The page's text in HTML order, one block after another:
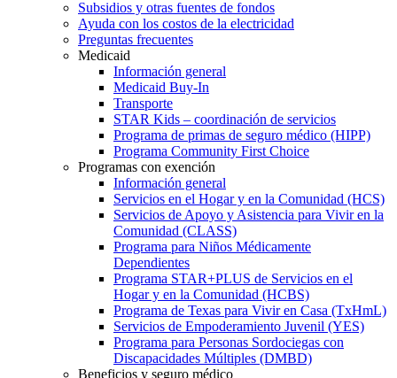
Subsidios y otras fuentes de fondos
Ayuda con los costos de la electricidad
Preguntas frecuentes
Medicaid
Información general
Medicaid Buy-In
Transporte
STAR Kids – coordinación de servicios
Programa de primas de seguro médico (HIPP)
Programa Community First Choice
Programas con exención
Información general
Servicios en el Hogar y en la Comunidad (HCS)
Servicios de Apoyo y Asistencia para Vivir en la
Comunidad (CLASS)
Programa para Niños Médicamente
Dependientes
Programa STAR+PLUS de Servicios en el
Hogar y en la Comunidad (HCBS)
Programa de Texas para Vivir en Casa (TxHmL)
Servicios de Empoderamiento Juvenil (YES)
Programa para Personas Sordociegas con
Discapacidades Múltiples (DMBD)
Beneficios y seguro médico